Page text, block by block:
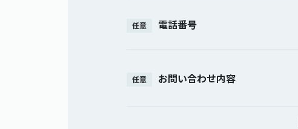
任意 電話番号
任意 お問い合わせ内容